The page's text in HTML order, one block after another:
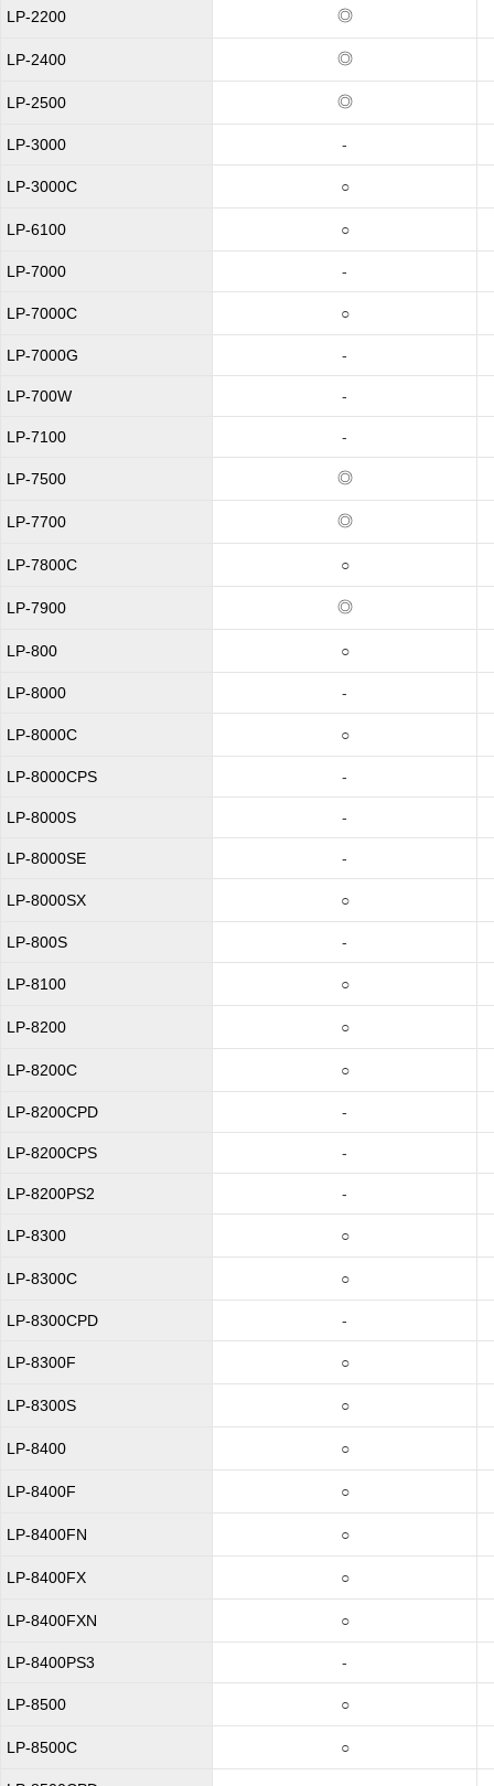
LP-2200 ◎
LP-2400 ◎
LP-2500 ◎
LP-3000 -
LP-3000C ○
LP-6100 ○
LP-7000 -
LP-7000C ○
LP-7000G -
LP-700W -
LP-7100 -
LP-7500 ◎
LP-7700 ◎
LP-7800C ○
LP-7900 ◎
LP-800 ○
LP-8000 -
LP-8000C ○
LP-8000CPS -
LP-8000S -
LP-8000SE -
LP-8000SX ○
LP-800S -
LP-8100 ○
LP-8200 ○
LP-8200C ○
LP-8200CPD -
LP-8200CPS -
LP-8200PS2 -
LP-8300 ○
LP-8300C ○
LP-8300CPD -
LP-8300F ○
LP-8300S ○
LP-8400 ○
LP-8400F ○
LP-8400FN ○
LP-8400FX ○
LP-8400FXN ○
LP-8400PS3 -
LP-8500 ○
LP-8500C ○